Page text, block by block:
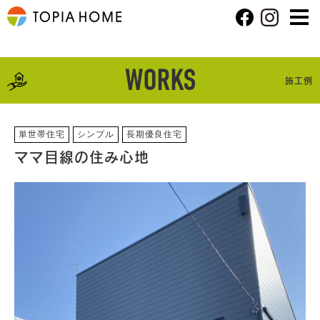
WORKS 施工例
単世帯住宅 シンプル 長期優良住宅
ママ目線の住み心地